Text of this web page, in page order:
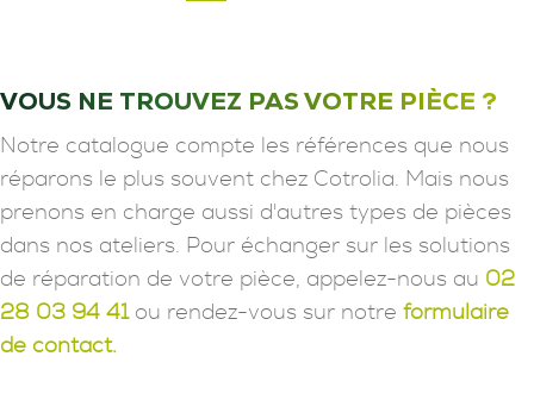
VOUS NE TROUVEZ PAS VOTRE PIÈCE ?
Notre catalogue compte les références que nous
réparons le plus souvent chez Cotrolia. Mais nous
prenons en charge aussi d'autres types de pièces
dans nos ateliers. Pour échanger sur les solutions
de réparation de votre pièce, appelez-nous au 02
28 03 94 41ou rendez-vous sur notre formulaire
de contact.